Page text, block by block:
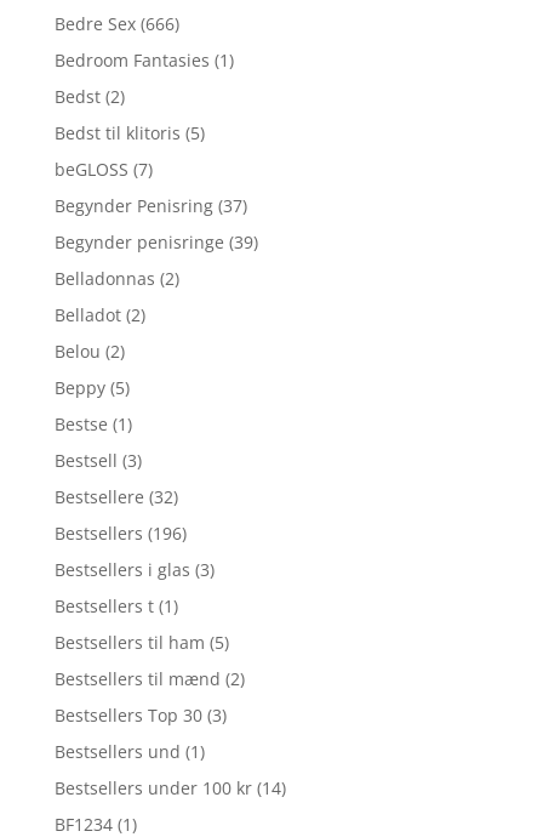
Bedre Sex (666)
Bedroom Fantasies (1)
Bedst (2)
Bedst til klitoris (5)
beGLOSS (7)
Begynder Penisring (37)
Begynder penisringe (39)
Belladonnas (2)
Belladot (2)
Belou (2)
Beppy (5)
Bestse (1)
Bestsell (3)
Bestsellere (32)
Bestsellers (196)
Bestsellers i glas (3)
Bestsellers t (1)
Bestsellers til ham (5)
Bestsellers til mænd (2)
Bestsellers Top 30 (3)
Bestsellers und (1)
Bestsellers under 100 kr (14)
BF1234 (1)